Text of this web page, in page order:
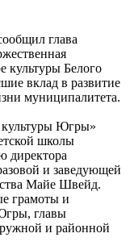
глава
культуры Белого
вклад в развитие
муниципалитета.
культуры Югры»
школы
директора
и заведующей
Майе Швейд.
грамоты и
главы
и районной